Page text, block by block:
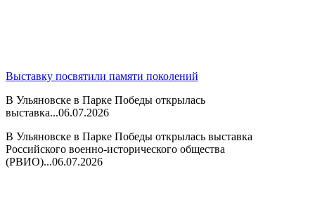
Выставку посвятили памяти поколений
В Ульяновске в Парке Победы открылась
выставка...06.07.2026
В Ульяновске в Парке Победы открылась выставка
Российского военно-исторического общества
(РВИО)...06.07.2026